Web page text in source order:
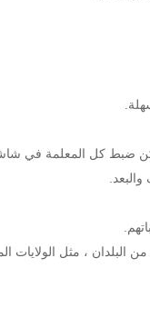
ضبط كل المعلمة في
البلدان ، مثل الولايات